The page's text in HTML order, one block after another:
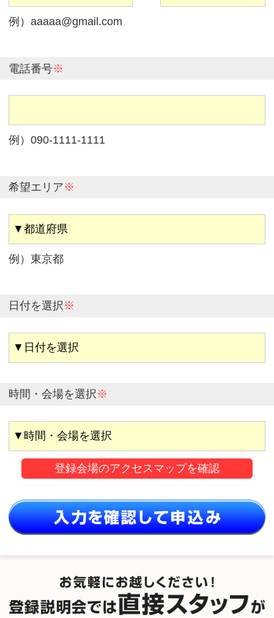
例）aaaaa@gmail.com
電話番号※
例）090-1111-1111
希望エリア※
例）東京都
日付を選択※
時間・会場を選択※
登録会場のアクセスマップを確認